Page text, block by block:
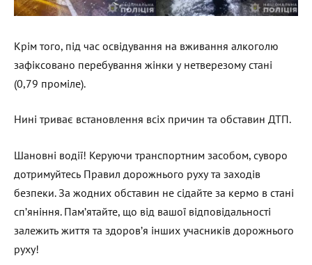
Крім того, під час освідування на вживання алкоголю
зафіксовано перебування жінки у нетверезому стані
(0,79 проміле).
Нині триває встановлення всіх причин та обставин ДТП.
Шановні водії! Керуючи транспортним засобом, суворо
дотримуйтесь Правил дорожнього руху та заходів
безпеки. За жодних обставин не сідайте за кермо в стані
сп’яніння. Пам’ятайте, що від вашої відповідальності
залежить життя та здоров’я інших учасників дорожнього
руху!